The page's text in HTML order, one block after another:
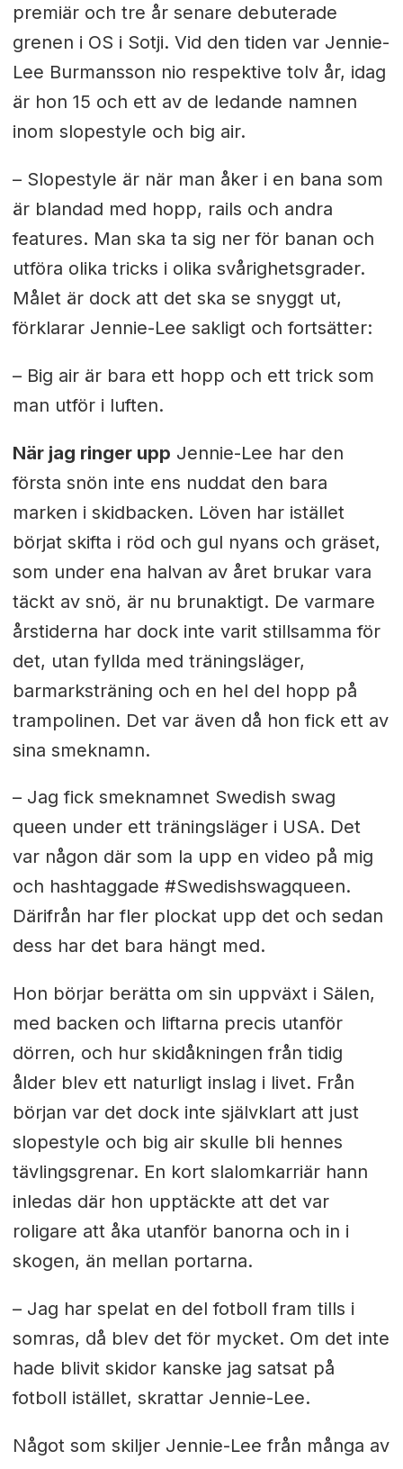
premiär och tre år senare debuterade
grenen i OS i Sotji. Vid den tiden var Jennie-
Lee Burmansson nio respektive tolv år, idag
är hon 15 och ett av de ledande namnen
inom slopestyle och big air.
– Slopestyle är när man åker i en bana som
är blandad med hopp, rails och andra
features. Man ska ta sig ner för banan och
utföra olika tricks i olika svårighetsgrader.
Målet är dock att det ska se snyggt ut,
förklarar Jennie-Lee sakligt och fortsätter:
– Big air är bara ett hopp och ett trick som
man utför i luften.
När jag ringer upp Jennie-Lee har den
första snön inte ens nuddat den bara
marken i skidbacken. Löven har istället
börjat skifta i röd och gul nyans och gräset,
som under ena halvan av året brukar vara
täckt av snö, är nu brunaktigt. De varmare
årstiderna har dock inte varit stillsamma för
det, utan fyllda med träningsläger,
barmarksträning och en hel del hopp på
trampolinen. Det var även då hon fick ett av
sina smeknamn.
– Jag fick smeknamnet Swedish swag
queen under ett träningsläger i USA. Det
var någon där som la upp en video på mig
och hashtaggade #Swedishswagqueen.
Därifrån har fler plockat upp det och sedan
dess har det bara hängt med.
Hon börjar berätta om sin uppväxt i Sälen,
med backen och liftarna precis utanför
dörren, och hur skidåkningen från tidig
ålder blev ett naturligt inslag i livet. Från
början var det dock inte självklart att just
slopestyle och big air skulle bli hennes
tävlingsgrenar. En kort slalomkarriär hann
inledas där hon upptäckte att det var
roligare att åka utanför banorna och in i
skogen, än mellan portarna.
– Jag har spelat en del fotboll fram tills i
somras, då blev det för mycket. Om det inte
hade blivit skidor kanske jag satsat på
fotboll istället, skrattar Jennie-Lee.
Något som skiljer Jennie-Lee från många av